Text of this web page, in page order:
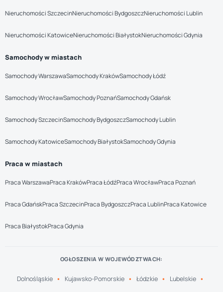
Nieruchomości SzczecinNieruchomości BydgoszczNieruchomości Lublin
Nieruchomości KatowiceNieruchomości BiałystokNieruchomości Gdynia
Samochody w miastach
Samochody WarszawaSamochody KrakówSamochody Łódź
Samochody WrocławSamochody PoznańSamochody Gdańsk
Samochody SzczecinSamochody BydgoszczSamochody Lublin
Samochody KatowiceSamochody BiałystokSamochody Gdynia
Praca w miastach
Praca WarszawaPraca KrakówPraca ŁódźPraca WrocławPraca Poznań
Praca GdańskPraca SzczecinPraca BydgoszczPraca LublinPraca Katowice
Praca BiałystokPraca Gdynia
OGŁOSZENIA W WOJEWÓDZTWACH:
Dolnośląskie Kujawsko-Pomorskie Łódzkie Lubelskie